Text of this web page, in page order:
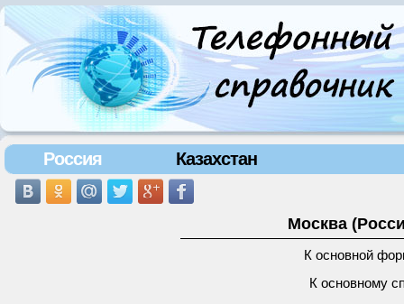
Россия Казахстан
Москва
К основной
К основному